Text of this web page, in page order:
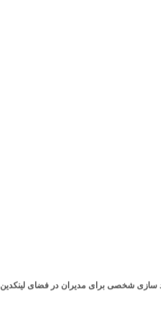
سازی شخصی برای مدیران در فضای لینکدین